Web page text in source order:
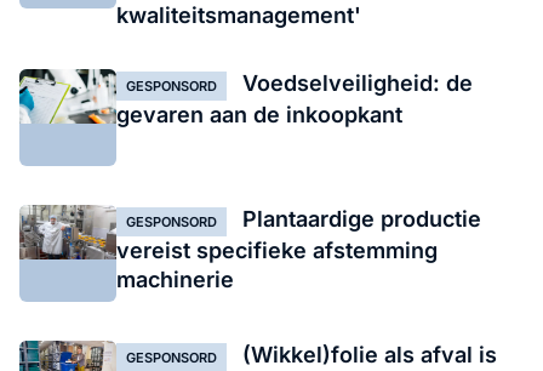
kwaliteitsmanagement'
GESPONSORD
Voedselveiligheid: de
gevaren aan de inkoopkant
GESPONSORD
Plantaardige productie
vereist specifieke afstemming
machinerie
GESPONSORD
(Wikkel)folie als afval is